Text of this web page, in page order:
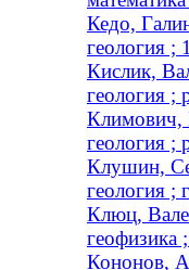
Кедо,
геология
Кислик,
геология ;
Климович,
геология ;
Клушин,
геология ;
Клюц,
Кононов,